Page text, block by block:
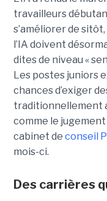
travailleurs
s’améliorer de
l’IA doivent
dites de niveau «
Les postes juniors
chances d’exiger
traditionnellement
comme le jugement
cabinet de conseil
mois-ci.
Des carrières